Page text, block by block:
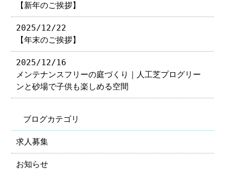
【新年のご挨拶】
2025/12/22
【年末のご挨拶】
2025/12/16
メンテナンスフリーの庭づくり｜人工芝プログリー
ンと砂場で子供も楽しめる空間
ブログカテゴリ
求人募集
お知らせ